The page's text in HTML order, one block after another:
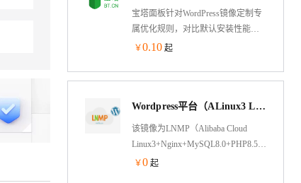
宝塔面板针对WordPress镜像定制专
属优化规则，对比默认安装性能有3
倍以上提升，通过智能检测机器性
网站建设和管理解决方案。
WordPress6.9+Alibaba-cloud-
￥0.10 起
Wordpress平台（ALinux3 LNMP PHP）
该镜像为LNMP（Alibaba Cloud
Linux3+Nginx+MySQL8.0+PHP8.5）
架构，jemalloc优化内存管理，脚本
￥0 起